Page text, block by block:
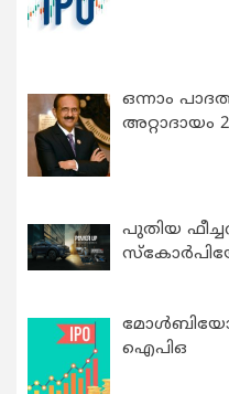
ഒന്നാം
അറ്റാദായം
പുതിയ
മോൾബിയോ
ഐപിഒ